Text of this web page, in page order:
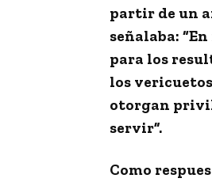
partir de un
señalaba:
para los
los
otorgan
servir”.
Como